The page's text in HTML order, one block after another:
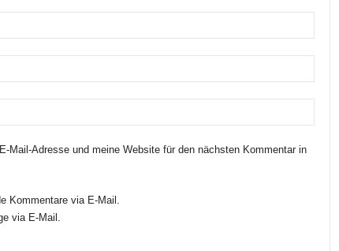
Mail-Adresse und meine Website für den nächsten Kommentar in
Kommentare via E-Mail.
via E-Mail.